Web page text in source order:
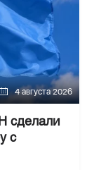
4 августа 2026
сделали
с